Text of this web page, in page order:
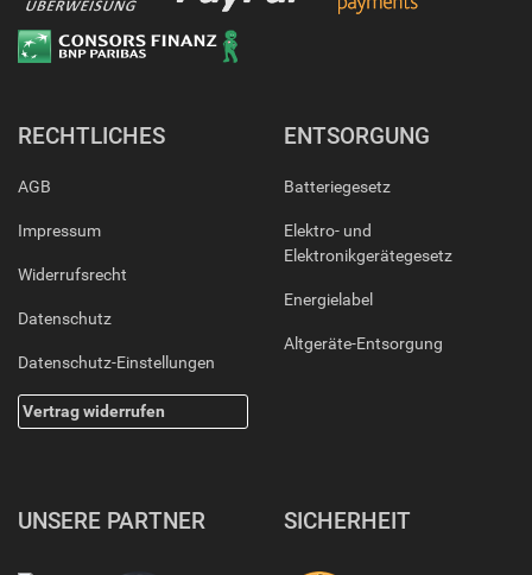
RECHTLICHES
AGB
Impressum
Widerrufsrecht
Datenschutz
Datenschutz-Einstellungen
Vertrag widerrufen
ENTSORGUNG
Batteriegesetz
Elektro- und
Elektronikgerätegesetz
Energielabel
Altgeräte-Entsorgung
UNSERE PARTNER SICHERHEIT